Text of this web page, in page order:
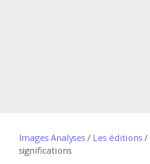
Images Analyses / Les éditions /
significations